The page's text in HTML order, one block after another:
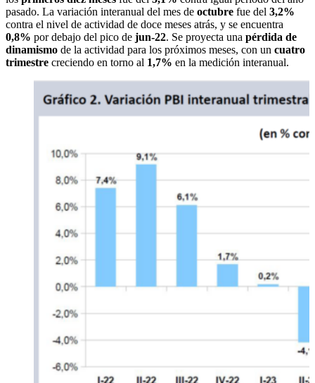
pasado. La variación interanual del mes de octubre fue del 3,2%
contra el nivel de actividad de doce meses atrás, y se encuentra
0,8% por debajo del pico de jun-22. Se proyecta una pérdida de
dinamismo de la actividad para los próximos meses, con un cuatro
trimestre creciendo en torno al 1,7% en la medición interanual.